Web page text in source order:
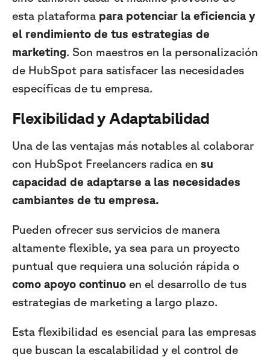
esta plataforma para potenciar la eficiencia y
el rendimiento de tus estrategias de
marketing. Son maestros en la personalización
de HubSpot para satisfacer las necesidades
específicas de tu empresa.
Flexibilidad y Adaptabilidad
Una de las ventajas más notables al colaborar
con HubSpot Freelancers radica en su
capacidad de adaptarse a las necesidades
cambiantes de tu empresa.
Pueden ofrecer sus servicios de manera
altamente flexible, ya sea para un proyecto
puntual que requiera una solución rápida o
como apoyo continuo en el desarrollo de tus
estrategias de marketing a largo plazo.
Esta flexibilidad es esencial para las empresas
que buscan la escalabilidad y el control de